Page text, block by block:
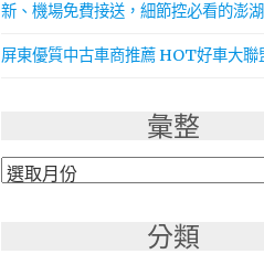
新、機場免費接送，細節控必看的澎
屏東優質中古車商推薦 HOT好車大聯
彙整
彙
分類